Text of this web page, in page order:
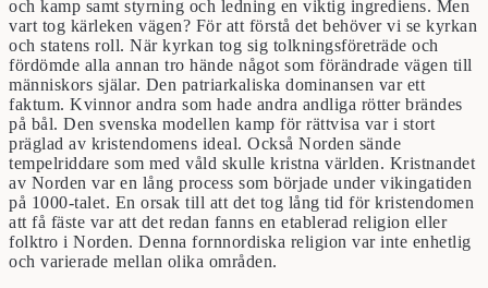
och kamp samt styrning och ledning en viktig ingrediens. Men
vart tog kärleken vägen? För att förstå det behöver vi se kyrkan
och statens roll. När kyrkan tog sig tolkningsföreträde och
fördömde alla annan tro hände något som förändrade vägen till
människors själar. Den patriarkaliska dominansen var ett
faktum. Kvinnor andra som hade andra andliga rötter brändes
på bål. Den svenska modellen kamp för rättvisa var i stort
präglad av kristendomens ideal. Också Norden sände
tempelriddare som med våld skulle kristna världen. Kristnandet
av Norden var en lång process som började under vikingatiden
på 1000-talet. En orsak till att det tog lång tid för kristendomen
att få fäste var att det redan fanns en etablerad religion eller
folktro i Norden. Denna fornnordiska religion var inte enhetlig
och varierade mellan olika områden.